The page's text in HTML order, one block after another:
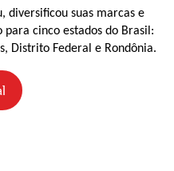
diversificou suas marcas e
para cinco estados do Brasil:
Distrito Federal e Rondônia.